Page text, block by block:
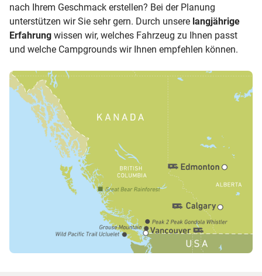
nach Ihrem Geschmack erstellen? Bei der Planung
unterstützen wir Sie sehr gern. Durch unsere langjährige
Erfahrung wissen wir, welches Fahrzeug zu Ihnen passt
und welche Campgrounds wir Ihnen empfehlen können.